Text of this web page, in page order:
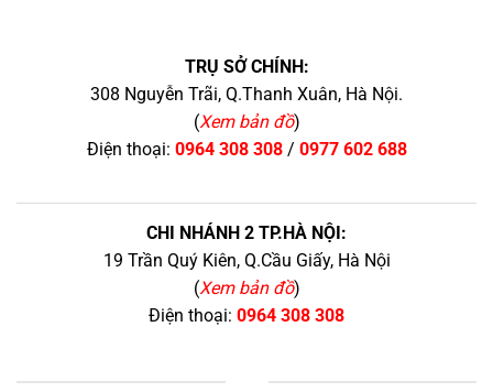
TRỤ SỞ CHÍNH:
308 Nguyễn Trãi, Q.Thanh Xuân, Hà Nội.
(Xem bản đồ)
Điện thoại: 0964 308 308/ 0977 602 688
CHI NHÁNH 2 TP.HÀ NỘI:
19 Trần Quý Kiên, Q.Cầu Giấy, Hà Nội
(Xem bản đồ)
Điện thoại: 0964 308 308